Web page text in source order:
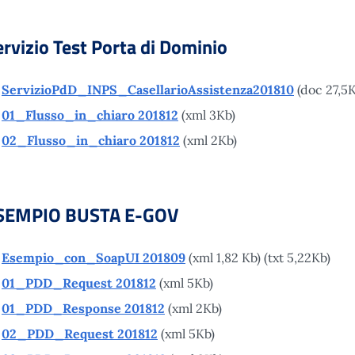
Test Porta di Dominio
ServizioPdD_INPS_CasellarioAssistenza201810 (doc
01_Flusso_in_chiaro 201812 (xml 3Kb)
02_Flusso_in_chiaro 201812 (xml 2Kb)
BUSTA E-GOV
Esempio_con_SoapUI 201809 (xml 1,82 Kb) (txt 5,22Kb)
01_PDD_Request 201812 (xml 5Kb)
01_PDD_Response 201812 (xml 2Kb)
02_PDD_Request 201812 (xml 5Kb)